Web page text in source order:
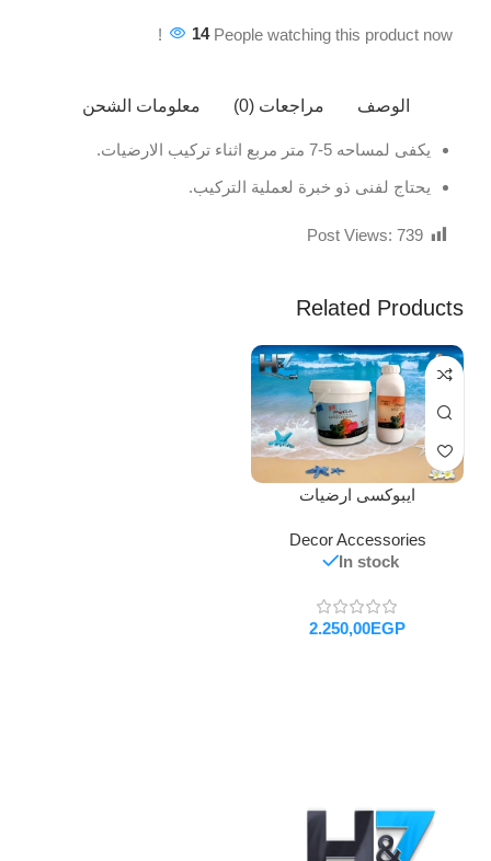
14 People watching this product now!
الوصف مراجعات (0) معلومات الشحن
يكفى لمساحه 5-7 متر مربع اثناء تركيب الارضيات.
يحتاج لفنى ذو خبرة لعملية التركيب.
Post Views: 739
Related Products
ايبوكسى ارضيات
Decor Accessories
In stock
EGP